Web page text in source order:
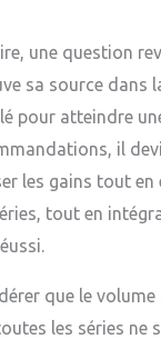
une question
sa source
pour atteindre
il
les gains tout
tout en
que le
les séries ne